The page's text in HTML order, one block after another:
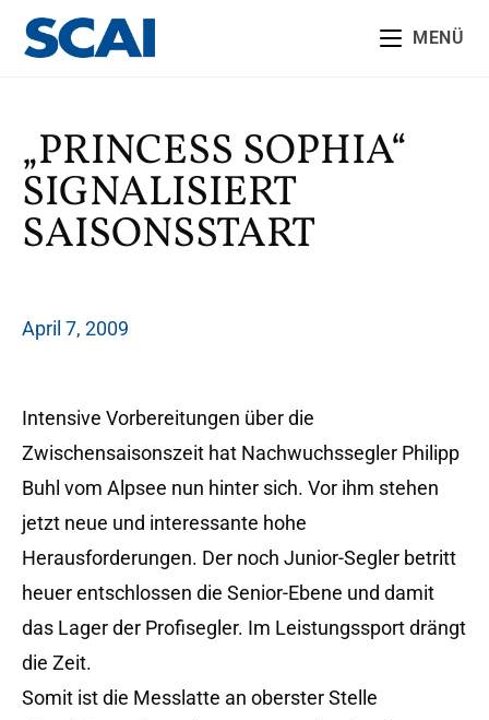
MENÜ
„PRINCESS SOPHIA“
SIGNALISIERT
SAISONSSTART
April 7, 2009
Intensive Vorbereitungen über die
Zwischensaisonszeit hat Nachwuchssegler Philipp
Buhl vom Alpsee nun hinter sich. Vor ihm stehen
jetzt neue und interessante hohe
Herausforderungen. Der noch Junior-Segler betritt
heuer entschlossen die Senior-Ebene und damit
das Lager der Profisegler. Im Leistungssport drängt
die Zeit.
Somit ist die Messlatte an oberster Stelle